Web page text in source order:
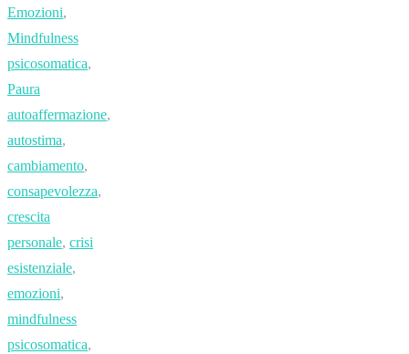
Emozioni,
Mindfulness
psicosomatica,
Paura
autoaffermazione,
autostima,
cambiamento,
consapevolezza,
crescita
personale, crisi
esistenziale,
emozioni,
mindfulness
psicosomatica,